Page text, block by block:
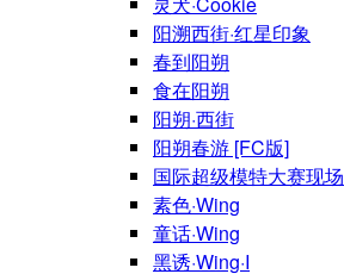
阳溯西街·红星印象
春到阳朔
食在阳朔
阳朔·西街
阳朔春游 [FC版]
国际超级模特大赛现场
素色·Wing
童话·Wing
黑诱·Wing·I